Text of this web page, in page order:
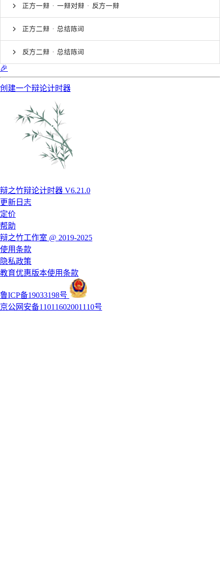
正方一辩 · 一辩对辩 · 反方一辩
正方二辩 · 总结陈词
反方二辩 · 总结陈词
🎉
创建一个辩论计时器
辩之竹辩论计时器 V6.21.0
更新日志
定价
帮助
辩之竹工作室 @ 2019-2025
使用条款
隐私政策
教育优惠版本使用条款
鲁ICP备19033198号
京公网安备11011602001110号